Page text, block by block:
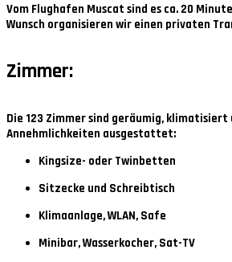
Vom Flughafen Muscat sind es ca. 20
Wunsch organisieren wir einen privaten
Zimmer:
Die 123 Zimmer sind geräumig,
Annehmlichkeiten ausgestattet:
Kingsize- oder Twinbetten
Sitzecke und Schreibtisch
Klimaanlage, WLAN, Safe
Minibar, Wasserkocher, Sat-TV